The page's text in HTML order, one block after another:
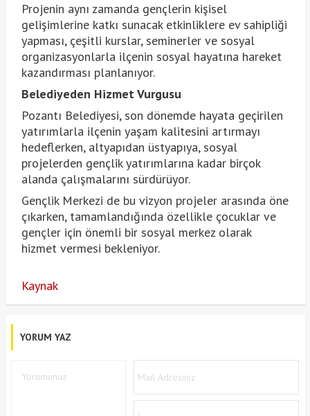
Projenin aynı zamanda gençlerin kişisel
gelişimlerine katkı sunacak etkinliklere ev sahipliği
yapması, çeşitli kurslar, seminerler ve sosyal
organizasyonlarla ilçenin sosyal hayatına hareket
kazandırması planlanıyor.
Belediyeden Hizmet Vurgusu
Pozantı Belediyesi, son dönemde hayata geçirilen
yatırımlarla ilçenin yaşam kalitesini artırmayı
hedeflerken, altyapıdan üstyapıya, sosyal
projelerden gençlik yatırımlarına kadar birçok
alanda çalışmalarını sürdürüyor.
Gençlik Merkezi de bu vizyon projeler arasında öne
çıkarken, tamamlandığında özellikle çocuklar ve
gençler için önemli bir sosyal merkez olarak
hizmet vermesi bekleniyor.
Kaynak
YORUM YAZ